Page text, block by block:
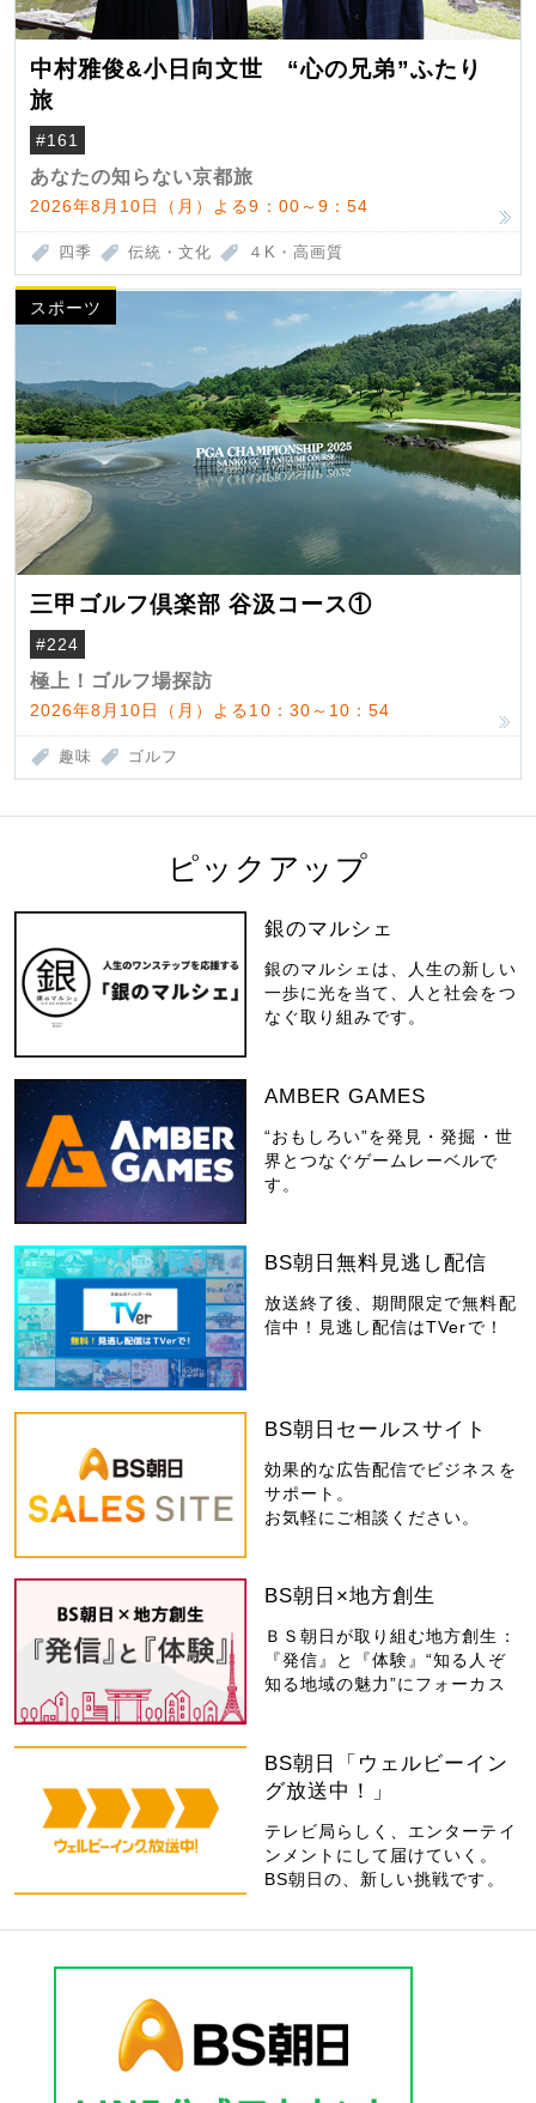
中村雅俊&小日向文世 “心の兄弟”ふたり
旅
#161
あなたの知らない京都旅
2026年8月10日（月）よる9：00～9：54
四季 伝統・文化 ４K・高画質
スポーツ
三甲ゴルフ倶楽部 谷汲コース①
#224
極上！ゴルフ場探訪
2026年8月10日（月）よる10：30～10：54
趣味 ゴルフ
ピックアップ
銀のマルシェ
銀のマルシェは、人生の新しい
一歩に光を当て、人と社会をつ
なぐ取り組みです。
AMBER GAMES
“おもしろい”を発見・発掘・世
界とつなぐゲームレーベルで
す。
BS朝日無料見逃し配信
放送終了後、期間限定で無料配
信中！見逃し配信はTVerで！
BS朝日セールスサイト
効果的な広告配信でビジネスを
サポート。
お気軽にご相談ください。
BS朝日×地方創生
ＢＳ朝日が取り組む地方創生：
『発信』と『体験』“知る人ぞ
知る地域の魅力”にフォーカス
BS朝日「ウェルビーイン
グ放送中！」
テレビ局らしく、エンターテイ
ンメントにして届けていく。
BS朝日の、新しい挑戦です。